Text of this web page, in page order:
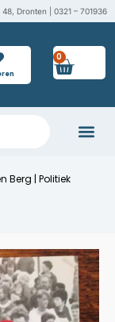
Dronten | 0321 – 701936
0
Berg | Politiek